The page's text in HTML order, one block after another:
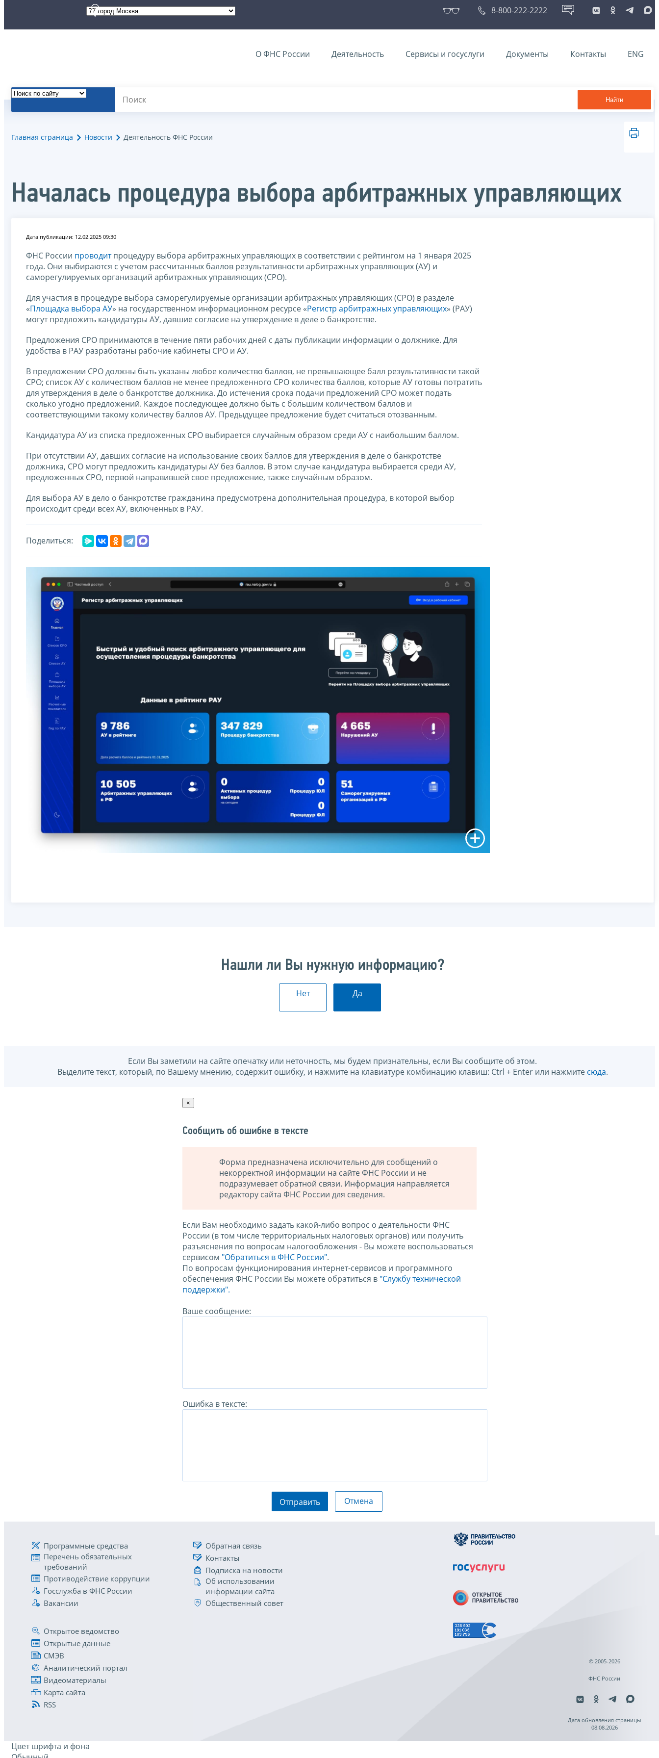
8-800-222-2222
О ФНС России Деятельность Сервисы и госуслуги Документы Контакты ENG
Найти
Главная страница Новости Деятельность ФНС России
Началась процедура выбора арбитражных управляющих
Дата публикации: 12.02.2025 09:30
ФНС России проводитпроцедуру выбора арбитражных управляющих в соответствии с рейтингом на 1 января 2025
года. Они выбираются с учетом рассчитанных баллов результативности арбитражных управляющих (АУ) и
саморегулируемых организаций арбитражных управляющих (СРО).
Для участия в процедуре выбора саморегулируемые организации арбитражных управляющих (СРО) в разделе
«Площадка выбора АУ» на государственном информационном ресурсе «Регистр арбитражных управляющих» (РАУ)
могут предложить кандидатуры АУ, давшие согласие на утверждение в деле о банкротстве.
Предложения СРО принимаются в течение пяти рабочих дней с даты публикации информации о должнике. Для
удобства в РАУ разработаны рабочие кабинеты СРО и АУ.
В предложении СРО должны быть указаны любое количество баллов, не превышающее балл результативности такой
СРО; список АУ с количеством баллов не менее предложенного СРО количества баллов, которые АУ готовы потратить
для утверждения в деле о банкротстве должника. До истечения срока подачи предложений СРО может подать
сколько угодно предложений. Каждое последующее должно быть с большим количеством баллов и
соответствующими такому количеству баллов АУ. Предыдущее предложение будет считаться отозванным.
Кандидатура АУ из списка предложенных СРО выбирается случайным образом среди АУ с наибольшим баллом.
При отсутствии АУ, давших согласие на использование своих баллов для утверждения в деле о банкротстве
должника, СРО могут предложить кандидатуры АУ без баллов. В этом случае кандидатура выбирается среди АУ,
предложенных СРО, первой направившей свое предложение, также случайным образом.
Для выбора АУ в дело о банкротстве гражданина предусмотрена дополнительная процедура, в которой выбор
происходит среди всех АУ, включенных в РАУ.
Поделиться:
Нашли ли Вы нужную информацию?
Нет Да
Если Вы заметили на сайте опечатку или неточность, мы будем признательны, если Вы сообщите об этом.
Выделите текст, который, по Вашему мнению, содержит ошибку, и нажмите на клавиатуре комбинацию клавиш: Ctrl + Enter или нажмите сюда.
×
Сообщить об ошибке в тексте
Форма предназначена исключительно для сообщений о
некорректной информации на сайте ФНС России и не
подразумевает обратной связи. Информация направляется
редактору сайта ФНС России для сведения.
Если Вам необходимо задать какой-либо вопрос о деятельности ФНС
России (в том числе территориальных налоговых органов) или получить
разъяснения по вопросам налогообложения - Вы можете воспользоваться
сервисом "Обратиться в ФНС России".
По вопросам функционирования интернет-сервисов и программного
обеспечения ФНС России Вы можете обратиться в "Службу технической
поддержки".
Ваше сообщение:
Ошибка в тексте:
Отправить Отмена
Программные средства
Перечень обязательных
требований
Противодействие коррупции
Госслужба в ФНС России
Вакансии
Обратная связь
Контакты
Подписка на новости
Об использовании
информации сайта
Общественный совет
Открытое ведомство
Открытые данные
СМЭВ
Аналитический портал
Видеоматериалы
Карта сайта
RSS
© 2005-2026
ФНС России
Дата обновления страницы
08.08.2026
Цвет шрифта и фона